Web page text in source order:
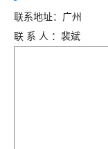
联系地址：广州
联 系 人 ：裴斌